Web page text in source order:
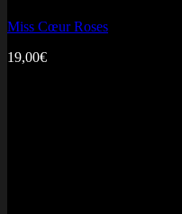
Miss Cœur Roses
19,00€